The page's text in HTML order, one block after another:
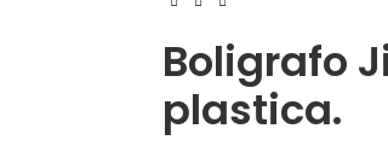
Boligrafo
plastica.